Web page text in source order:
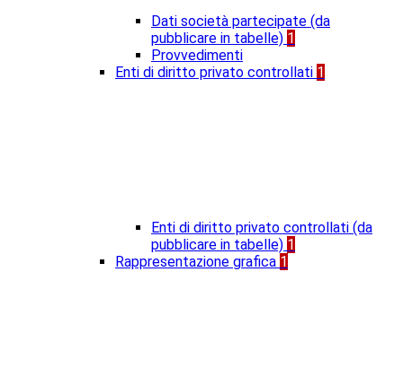
Dati società partecipate (da
pubblicare in tabelle) 1
Provvedimenti
Enti di diritto privato controllati 1
Enti di diritto privato controllati (da
pubblicare in tabelle) 1
Rappresentazione grafica 1